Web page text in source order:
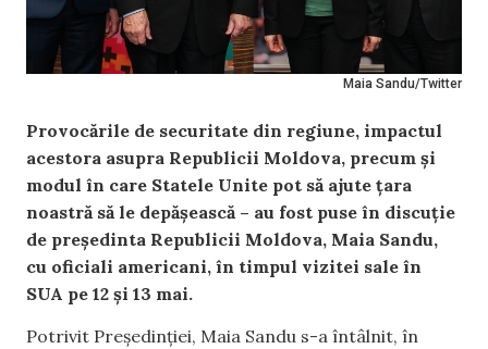
Maia Sandu/Twitter
Provocările de securitate din regiune, impactul
acestora asupra Republicii Moldova, precum și
modul în care Statele Unite pot să ajute țara
noastră să le depășească – au fost puse în discuție
de președinta Republicii Moldova, Maia Sandu,
cu oficiali americani, în timpul vizitei sale în
SUA pe 12 și 13 mai.
Potrivit Președinției, Maia Sandu s-a întâlnit, în